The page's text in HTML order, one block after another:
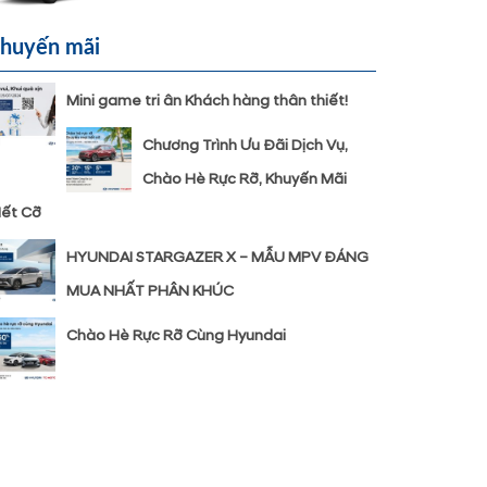
mãi
Mini game tri ân Khách hàng thân thiết!
Chương Trình Ưu Đãi Dịch Vụ,
Chào Hè Rực Rỡ, Khuyến Mãi
Cỡ
HYUNDAI STARGAZER X – MẪU MPV ĐÁNG
MUA NHẤT PHÂN KHÚC
Chào Hè Rực Rỡ Cùng Hyundai